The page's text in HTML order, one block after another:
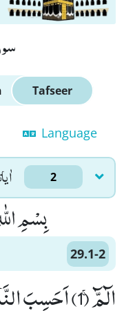
Tafseer
Language
2
بِسْمِ
29.1-2
الٓمّٓۚ (1)